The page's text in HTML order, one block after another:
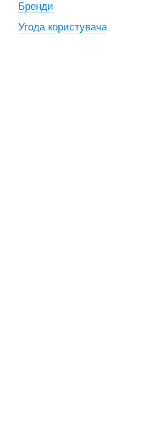
Бренди
Угода користувача